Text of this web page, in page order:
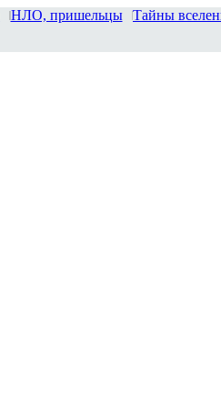
НЛО, пришельцы Тайны